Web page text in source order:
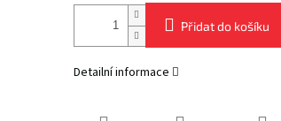
Přidat do košíku
Detailní informace